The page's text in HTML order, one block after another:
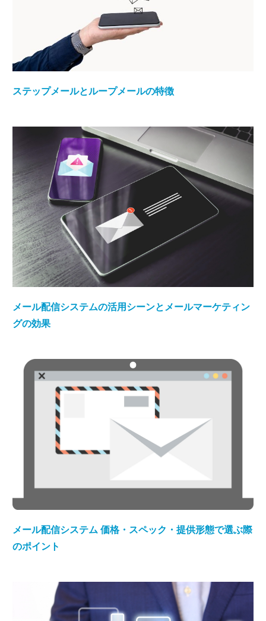
ステップメールとループメールの特徴
メール配信システムの活用シーンとメールマーケティン
グの効果
メール配信システム 価格・スペック・提供形態で選ぶ際
のポイント